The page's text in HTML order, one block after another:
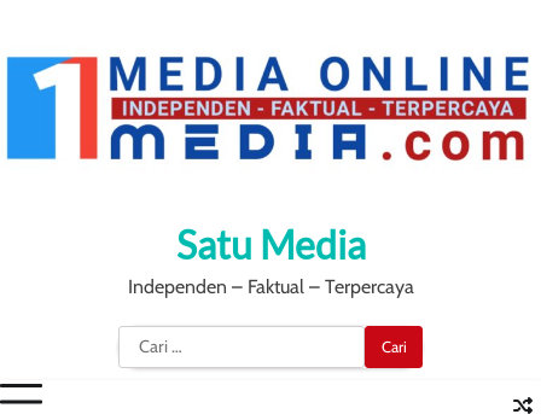
content
Satu Media
Independen – Faktual – Terpercaya
Cari
untuk: